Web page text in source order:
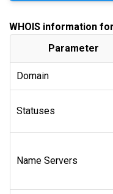
WHOIS information
Parameter
Domain
Statuses
Name Servers